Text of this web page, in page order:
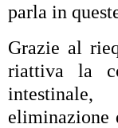
parla in
Grazie al
riattiva la
eliminazione